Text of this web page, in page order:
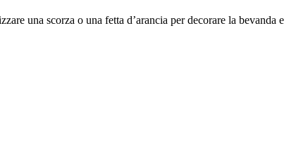
una scorza o una fetta d’arancia per decorare la bevanda e